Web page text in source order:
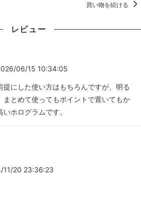
買い物を続ける
レビュー
06/15 10:34:05
提にした使い方はもちろんですが、明る
まとめて使ってもポイントで置いてもか
ホログラムです。
11/20 23:36:23